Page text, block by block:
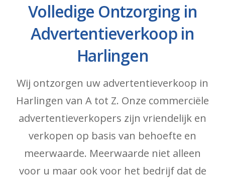
Volledige Ontzorging in
Advertentieverkoop in
Harlingen
Wij ontzorgen uw advertentieverkoop in
Harlingen van A tot Z. Onze commerciële
advertentieverkopers zijn vriendelijk en
verkopen op basis van behoefte en
meerwaarde. Meerwaarde niet alleen
voor u maar ook voor het bedrijf dat de